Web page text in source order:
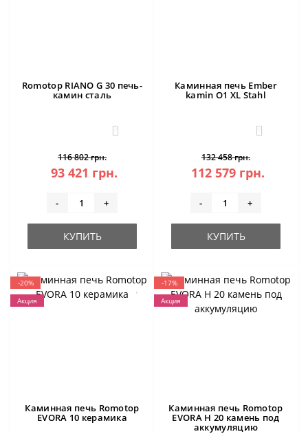
Romotop RIANO G 30 печь-
камин сталь
3
116 802 грн.
93 421 грн.
- +
КУПИТЬ
Каминная печь Ember
kamin O1 XL Stahl
0
132 458 грн.
112 579 грн.
- +
КУПИТЬ
-20%
Акция
Каминная печь Romotop
EVORA 10 керамика
-17%
Акция
Каминная печь Romotop
EVORA H 20 камень под
аккумуляцию